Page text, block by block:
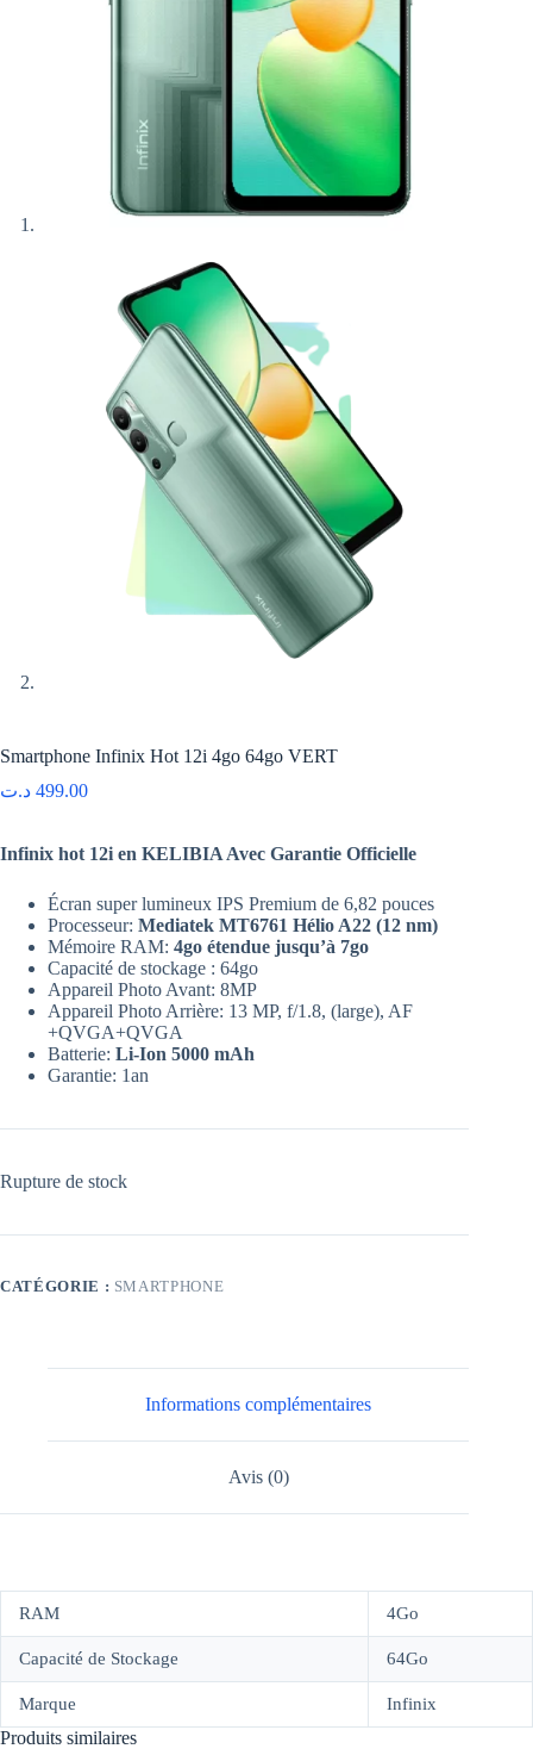
Smartphone Infinix Hot 12i 4go 64go VERT
499.00 د.ت
Infinix hot 12i en KELIBIA Avec Garantie Officielle
Écran super lumineux IPS Premium de 6,82 pouces
Processeur: Mediatek MT6761 Hélio A22 (12 nm)
Mémoire RAM: 4go étendue jusqu’à 7go
Capacité de stockage : 64go
Appareil Photo Avant: 8MP
Appareil Photo Arrière: 13 MP, f/1.8, (large), AF
+QVGA+QVGA
Batterie: Li-Ion 5000 mAh
Garantie: 1an
Rupture de stock
CATÉGORIE : SMARTPHONE
Informations complémentaires
Avis (0)
RAM 4Go
Capacité de Stockage 64Go
Marque Infinix
Produits similaires